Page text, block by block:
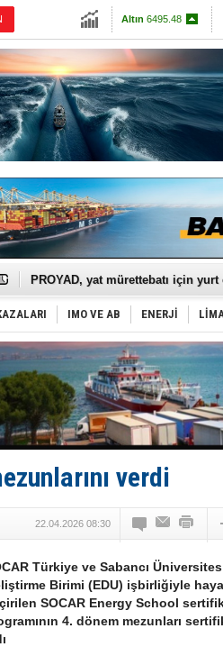
Altın 6495.48
Euro54.9352
İTU AUV, Dünya’da 2. oldu!
PROYAD, yat mürettebatı için
Türkiye-Irak enerji hattında yeni
Türk Armatöre 'Uyuşturucu'
Deniz turizminde yeni ‘Ceza
DÖDER, 28. Dönem Yönetim
Fairline, Türkiye’de ‘SoleMarin’i
Baltık Denizi'nde tarih yazıldı!
Runit kubbesi okyanusun
Limana dadandılar, 10 tekneyi
Türk Loydu’na Süveyş tonaj
Hüseyin Mengi: “Yapay Zekâ,
Hat-San Tersanesi’nden yüzer
Med Marine’e yeni Römorkör!
IMO VE AB ENERJİ
verdi
22.04.2026 08:30
Türkiye ve Sabancı
Birimi (EDU) işbirliğiyle
SOCAR Energy School
4. dönem mezunları